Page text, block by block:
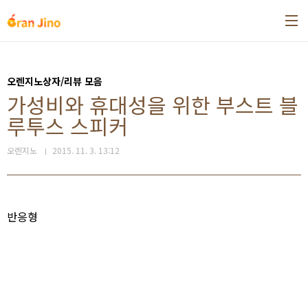
오렌지노상자/리뷰 모음
가성비와 휴대성을 위한 부스트 블
루투스 스피커
오렌지노 2015. 11. 3. 13:12
반응형